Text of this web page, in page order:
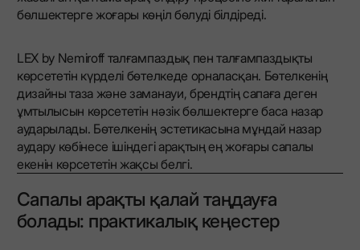
бөлшектерге жоғары көңіл бөлуді білдіреді.
LEX by Nemiroff талғампаздық пен талғампаздықты
көрсететін күрделі бөтелкеде орналасқан. Бөтелкенің
дизайны таза және заманауи, брендтің сапаға деген
ұмтылысын көрсететін нәзік бөлшектерге баса назар
аударылады. Бөтелкенің эстетикасына мұндай назар
аудару көбінесе ішіндегі арақтың ең жоғары сапалы
екенін көрсететін жақсы белгі.
Сапалы арақты қалай таңдауға
болады: практикалық кеңестер